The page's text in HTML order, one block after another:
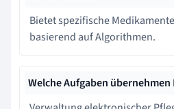
Bietet spezifische
basierend auf Algorithmen.
Welche Aufgaben